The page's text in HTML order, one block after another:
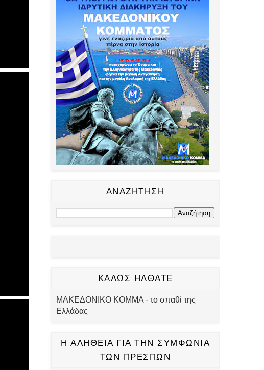
ΑΝΑΖΗΤΗΣΗ
ΚΑΛΩΣ ΗΛΘΑΤΕ
ΜΑΚΕΔΟΝΙΚΟ ΚΟΜΜΑ - το σπαθί της
Ελλάδας
Η ΑΛΗΘΕΙΑ ΓΙΑ ΤΗΝ ΣΥΜΦΩΝΙΑ
ΤΩΝ ΠΡΕΣΠΩΝ